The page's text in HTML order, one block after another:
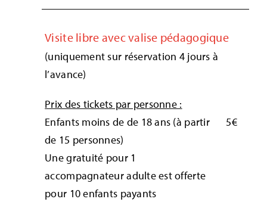
Visite libre avec valise pédagogique
(uniquement sur réservation 4 jours à
l’avance)
Prix des tickets par personne :
Enfants moins de de 18 ans (à partir
de 15 personnes)
Une gratuité pour 1
accompagnateur adulte est offerte
pour 10 enfants payants
5€